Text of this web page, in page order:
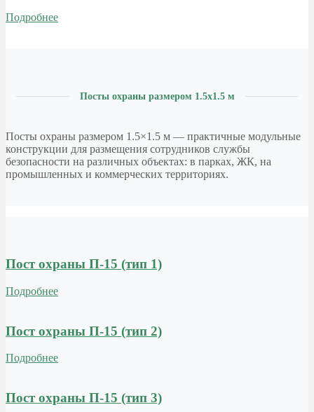
Подробнее
Посты охраны размером 1.5х1.5 м
Посты охраны размером 1.5×1.5 м — практичные модульные
конструкции для размещения сотрудников службы
безопасности на различных объектах: в парках, ЖК, на
промышленных и коммерческих территориях.
Пост охраны П-15 (тип 1)
Подробнее
Пост охраны П-15 (тип 2)
Подробнее
Пост охраны П-15 (тип 3)